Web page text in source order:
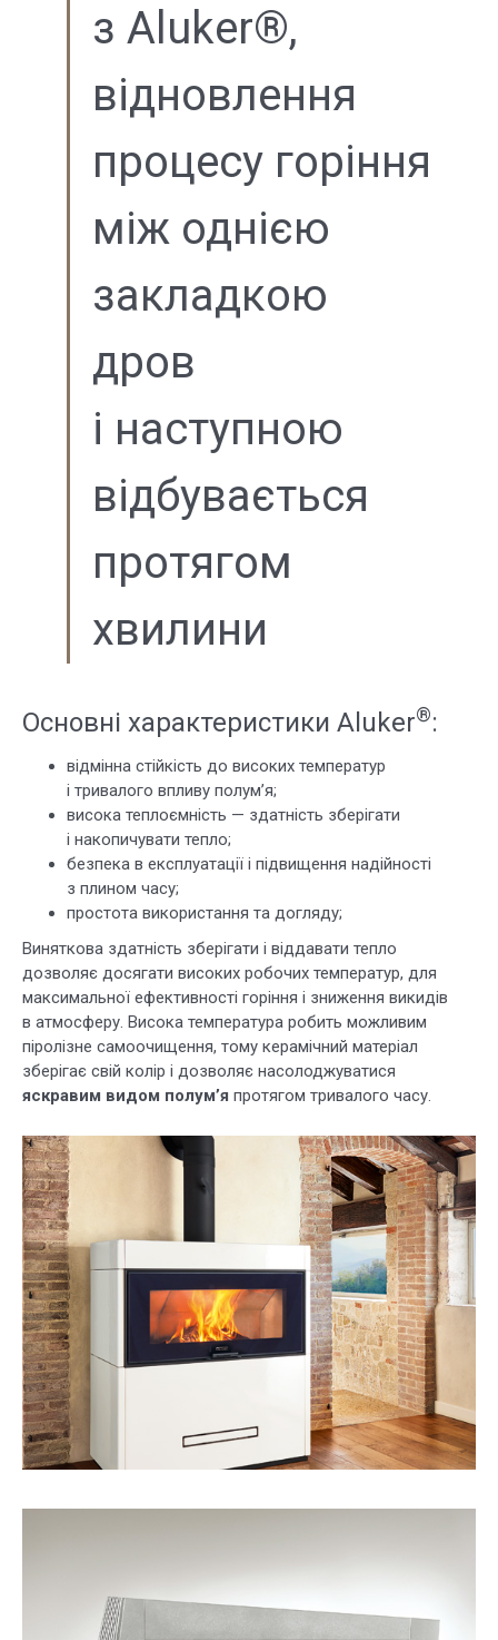
з Aluker®,
відновлення
процесу горіння
між однією
закладкою
дров
і наступною
відбувається
протягом
хвилини
Основні характеристики Aluker®:
відмінна стійкість до високих температур
і тривалого впливу полум’я;
висока теплоємність — здатність зберігати
і накопичувати тепло;
безпека в експлуатації і підвищення надійності
з плином часу;
простота використання та догляду;
Виняткова здатність зберігати і віддавати тепло
дозволяє досягати високих робочих температур, для
максимальної ефективності горіння і зниження викидів
в атмосферу. Висока температура робить можливим
піролізне самоочищення, тому керамічний матеріал
зберігає свій колір і дозволяє насолоджуватися
яскравим видом полум’я протягом тривалого часу.